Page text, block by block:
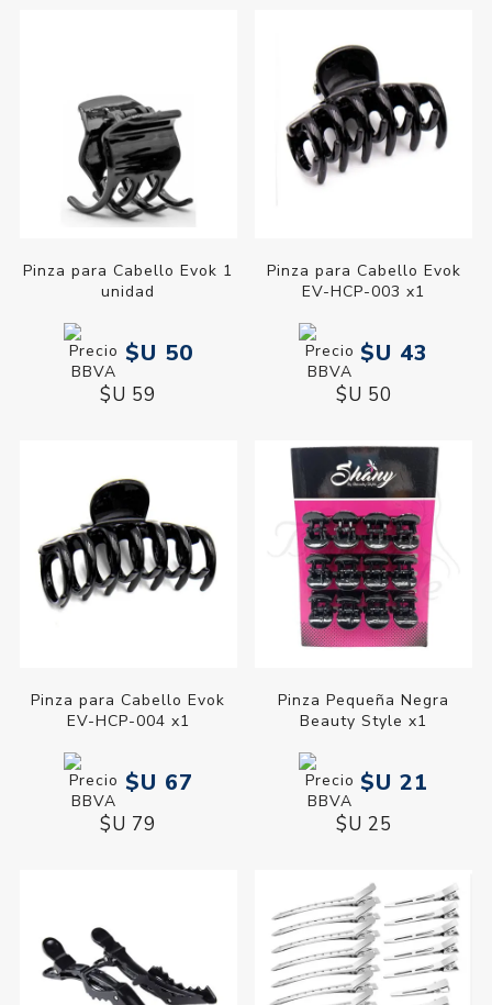
Pinza para Cabello Evok 1
unidad
$U 50
$U 59
Pinza para Cabello Evok
EV-HCP-003 x1
$U 43
$U 50
Pinza para Cabello Evok
EV-HCP-004 x1
$U 67
$U 79
Pinza Pequeña Negra
Beauty Style x1
$U 21
$U 25